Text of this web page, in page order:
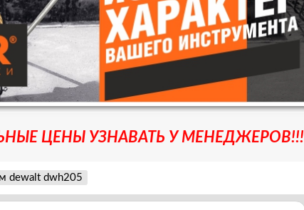
ЦЕНЫ УЗНАВАТЬ У МЕНЕДЖЕРОВ!!!
dewalt dwh205